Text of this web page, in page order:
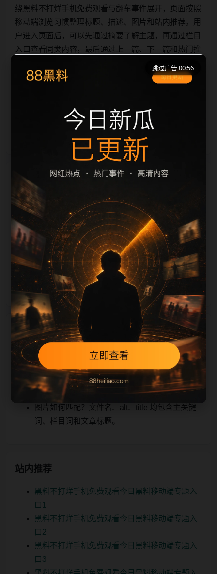
绕黑料不打烊手机免费观看与翻车事件展开，页面按照
移动端浏览习惯整理标题、描述、图片和站内推荐。用
户进入页面后，可以先通过摘要了解主题，再通过栏目
入口查看同类内容，最后通过上一篇、下一篇和热门推
关关键词堆砌，也避免多个站点同步发布完全相同的标
后续采集时将继续执行远程图片本地化、坏图默认图兜
底、标题重复过滤和 des
栏目内容归集
cription 长度检查。栏目内容按每日少量新增的方式持
续扩展，每篇保留相关问题、站内推荐和清晰的层级路
径，减少用户反复返回搜索页。第37篇作为本栏目的初
始建设内容，主要用于补齐栏目深度、稳定内链结构，
并为后续专题聚合提供可点击入口。如果后续发现页面
缺图、标题过短、描述为空或正文不足，将进入每日
SEO 检查清单自动修正。
相关问题
翻车事件后续如何更新？按每日少量、主题相
关、图片本地化的方式持续补充。
如何继续浏览？可返回栏目页、查看热门推荐或
进入 sitemap。
图片如何匹配？文件名、alt、title 均包含主关键
词、栏目词和文章标题。
站内推荐
黑料不打烊手机免费观看今日黑料移动端专题入
口1
黑料不打烊手机免费观看今日黑料移动端专题入
口2
黑料不打烊手机免费观看今日黑料移动端专题入
口3
跳过广告 00:56